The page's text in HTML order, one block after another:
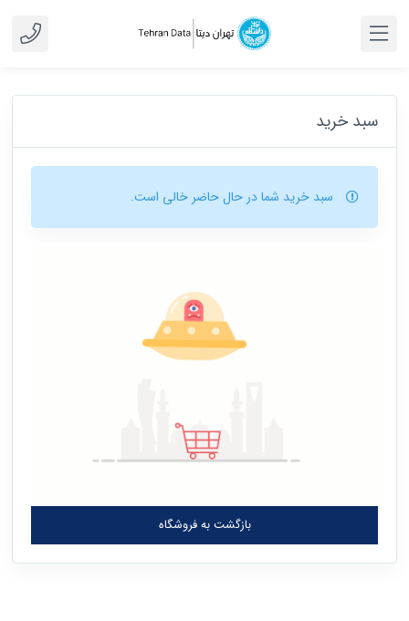
سبد خرید
سبد خرید شما در حال حاضر خالی است.
بازگشت به فروشگاه